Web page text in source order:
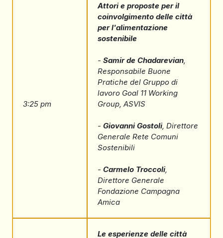
3:25 pm
Attori e proposte per il
coinvolgimento delle città
per l'alimentazione
sostenibile
- Samir de Chadarevian,
Responsabile Buone
Pratiche del Gruppo di
lavoro Goal 11 Working
Group, ASVIS
- Giovanni Gostoli, Direttore
Generale Rete Comuni
Sostenibili
- Carmelo Troccoli,
Direttore Generale
Fondazione Campagna
Amica
Le esperienze delle città